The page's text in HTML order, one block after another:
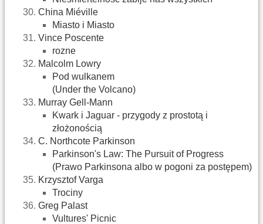
China Miéville
Miasto i Miasto
Vince Poscente
rozne
Malcolm Lowry
Pod wulkanem
(Under the Volcano)
Murray Gell-Mann
Kwark i Jaguar - przygody z prostotą i
złożonością
C. Northcote Parkinson
Parkinson's Law: The Pursuit of Progress
(Prawo Parkinsona albo w pogoni za postępem)
Krzysztof Varga
Trociny
Greg Palast
Vultures' Picnic